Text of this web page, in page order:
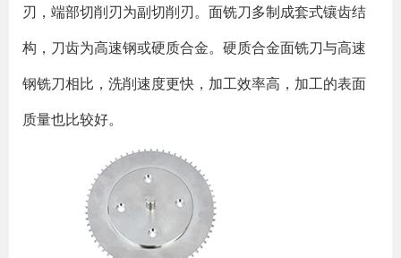
刃，端部切削刃为副切削刃。面铣刀多制成套式镶齿结
构，刀齿为高速钢或硬质合金。硬质合金面铣刀与高速
钢铣刀相比，洗削速度更快，加工效率高，加工的表面
质量也比较好。